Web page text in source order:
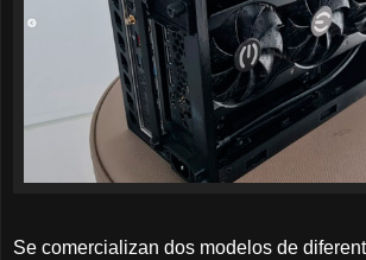
Se comercializan dos modelos de